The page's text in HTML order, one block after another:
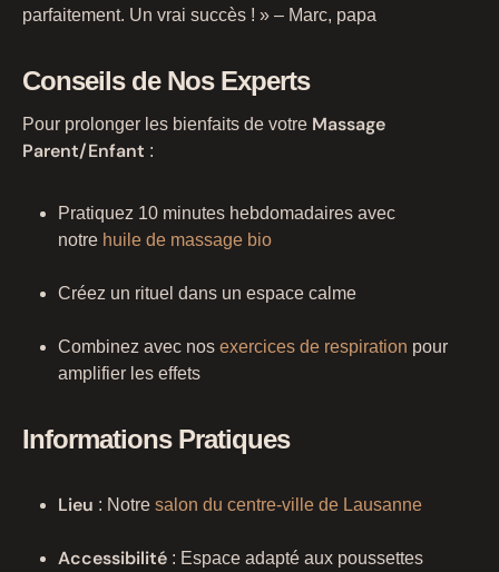
parfaitement. Un vrai succès ! » – Marc, papa
Conseils de Nos Experts
Pour prolonger les bienfaits de votre Massage
Parent/Enfant :
Pratiquez 10 minutes hebdomadaires avec
notre huile de massage bio
Créez un rituel dans un espace calme
Combinez avec nos exercices de respiration pour
amplifier les effets
Informations Pratiques
Lieu : Notre salon du centre-ville de Lausanne
Accessibilité : Espace adapté aux poussettes